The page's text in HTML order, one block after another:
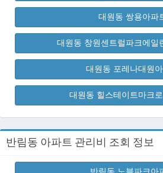
대원동 쌍용아파
대원동 창원센트럴파크에일
대원동 포레나대원
대원동 힐스테이트마크
반림동 아파트 관리비 조회 정보